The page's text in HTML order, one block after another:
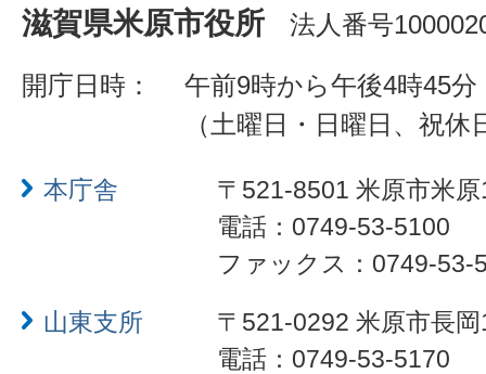
滋賀県米原市役所 法人番号
開庁日時：
午前9時から午後4時45分
（土曜日・日曜日、祝
本庁舎
〒521-8501 米原市米
電話：0749-53-5100
ファックス：0749-53-
山東支所
〒521-0292 米原市長
電話：0749-53-5170